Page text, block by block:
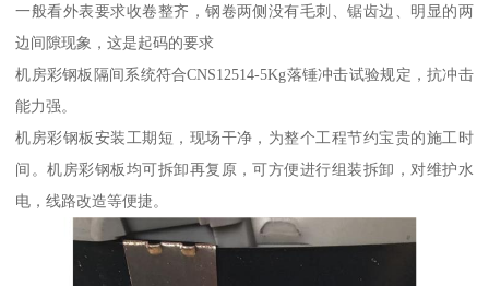
一般看外表要求收卷整齐，钢卷两侧没有毛刺、锯齿边、明显的两
边间隙现象，这是起码的要求
机房彩钢板隔间系统符合CNS12514-5Kg落锤冲击试验规定，抗冲击
能力强。
机房彩钢板安装工期短，现场干净，为整个工程节约宝贵的施工时
间。机房彩钢板均可拆卸再复原，可方便进行组装拆卸，对维护水
电，线路改造等便捷。